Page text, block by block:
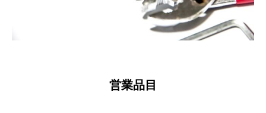
営業品目